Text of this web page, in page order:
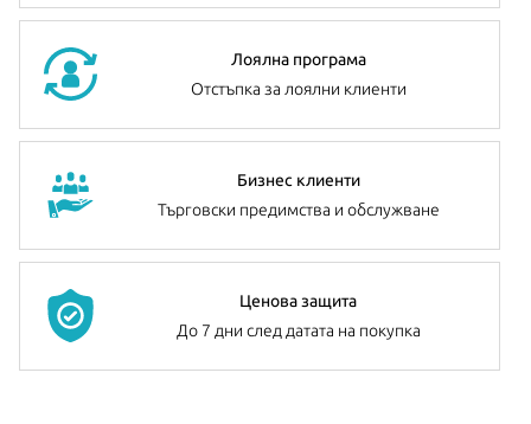
Лоялна програма
Отстъпка за лоялни клиенти
Бизнес клиенти
Търговски предимства и обслужване
Ценова защита
До 7 дни след датата на покупка